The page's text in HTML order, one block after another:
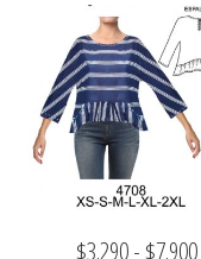
$3.290- $7.900